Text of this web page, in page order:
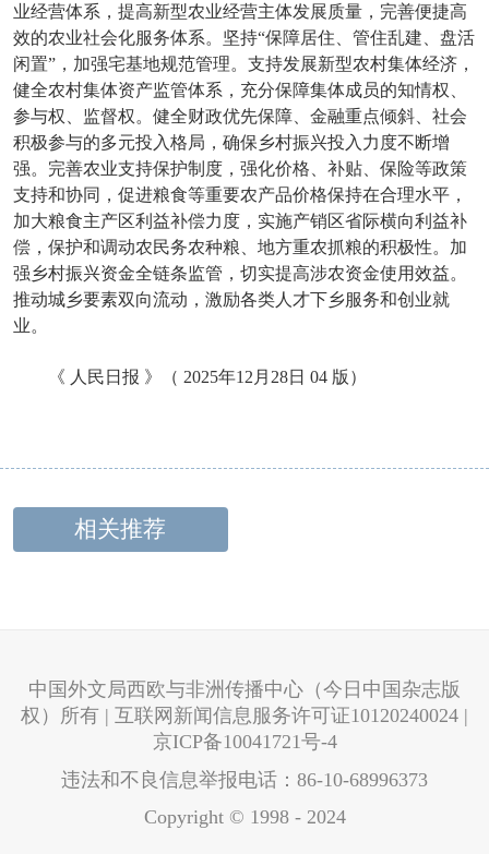
业经营体系，提高新型农业经营主体发展质量，完善便捷高
效的农业社会化服务体系。坚持“保障居住、管住乱建、盘活
闲置”，加强宅基地规范管理。支持发展新型农村集体经济，
健全农村集体资产监管体系，充分保障集体成员的知情权、
参与权、监督权。健全财政优先保障、金融重点倾斜、社会
积极参与的多元投入格局，确保乡村振兴投入力度不断增
强。完善农业支持保护制度，强化价格、补贴、保险等政策
支持和协同，促进粮食等重要农产品价格保持在合理水平，
加大粮食主产区利益补偿力度，实施产销区省际横向利益补
偿，保护和调动农民务农种粮、地方重农抓粮的积极性。加
强乡村振兴资金全链条监管，切实提高涉农资金使用效益。
推动城乡要素双向流动，激励各类人才下乡服务和创业就
业。
《 人民日报 》（ 2025年12月28日 04 版）
相关推荐
中国外文局西欧与非洲传播中心（今日中国杂志版
权）所有 | 互联网新闻信息服务许可证10120240024 |
京ICP备10041721号-4
违法和不良信息举报电话：86-10-68996373
Copyright © 1998 - 2024